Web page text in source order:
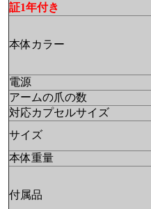
証1年付き
本体カラー
電源
アームの爪の数
対応カプセルサイズ
サイズ
本体重量
付属品